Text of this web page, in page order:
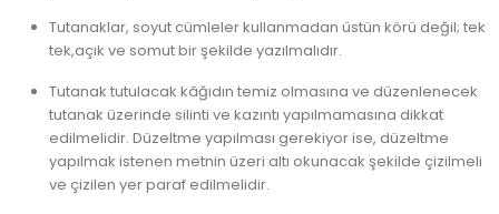
Tutanaklar, soyut cümleler kullanmadan üstün körü değil; tek
tek,açık ve somut bir şekilde yazılmalıdır.
Tutanak tutulacak kâğıdın temiz olmasına ve düzenlenecek
tutanak üzerinde silinti ve kazıntı yapılmamasına dikkat
edilmelidir. Düzeltme yapılması gerekiyor ise, düzeltme
yapılmak istenen metnin üzeri altı okunacak şekilde çizilmeli
ve çizilen yer paraf edilmelidir.